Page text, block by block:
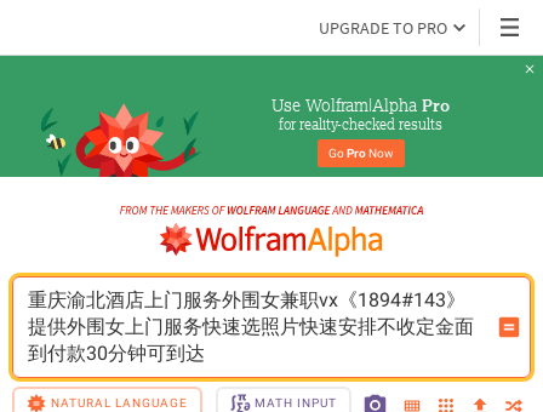
UPGRADE TO PRO
Use Wolfram|Alpha Pro
for reality-checked results
Go Pro Now
重庆渝北酒店上门服务外围女兼职vx《1894#143》
提供外围女上门服务快速选照片快速安排不收定金面
到付款30分钟可到达
NATURAL LANGUAGE MATH INPUT